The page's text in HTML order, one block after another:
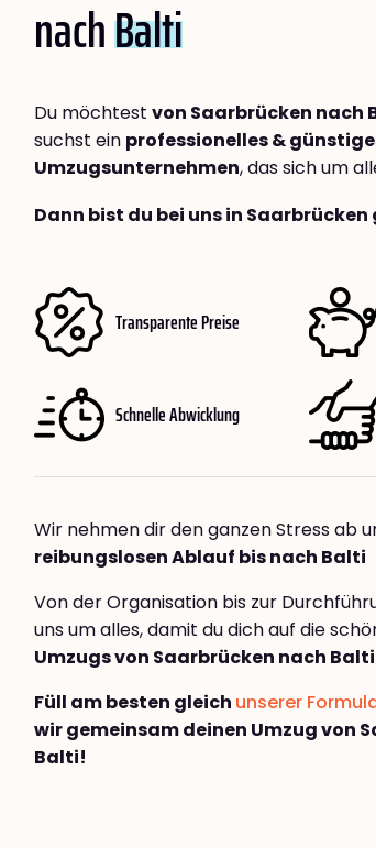
nachBalti
Du möchtest von Saarbrücken nach
suchst ein professionelles &
Umzugsunternehmen, das sich um
Dann bist du bei uns in
Transparente Preise
Schnelle Abwicklung
Wir nehmen dir den ganzen Stress ab
reibungslosen Ablauf bis nach Balti
Von der Organisation bis zur
uns um alles, damit du dich auf die
Umzugs von Saarbrücken nach Balti
Füll am besten gleich unserer
wir gemeinsam deinen Umzug von
Balti!